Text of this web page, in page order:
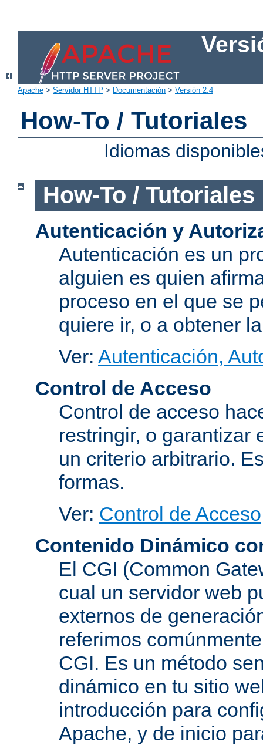
Apache > Servidor HTTP > Documentación > Versión 2.4
How-To / Tutoriales
Idiomas
How-To / Tutoriales
Autenticación y
Autenticación es un
alguien es quien
proceso en el que se
quiere ir, o a obtener
Ver: Autenticación,
Control de Acceso
Control de acceso
restringir, o garantizar
un criterio arbitrario.
formas.
Ver: Control de Acceso
Contenido Dinámico
El CGI (Common
cual un servidor web
externos de
referimos
CGI. Es un método
dinámico en tu sitio
introducción para
Apache, y de inicio